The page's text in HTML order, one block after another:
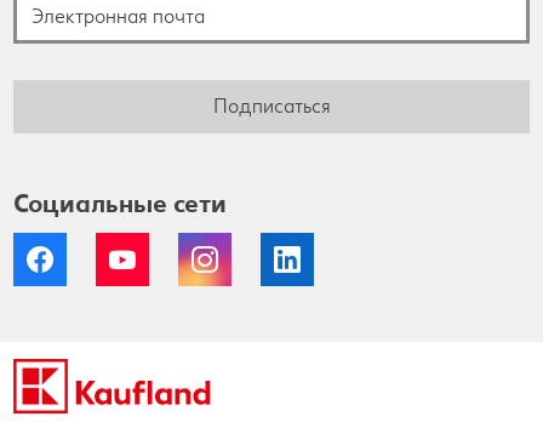
Подписаться
Социальные сети
Facebook YouTube Instagram